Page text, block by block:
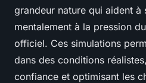
grandeur nature qui aident à
mentalement à la pression
officiel. Ces simulations
dans des conditions
confiance et optimisant les